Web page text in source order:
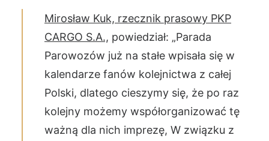
Mirosław Kuk, rzecznik prasowy PKP
CARGO S.A., powiedział: „Parada
Parowozów już na stałe wpisała się w
kalendarze fanów kolejnictwa z całej
Polski, dlatego cieszymy się, że po raz
kolejny możemy współorganizować tę
ważną dla nich imprezę, W związku z